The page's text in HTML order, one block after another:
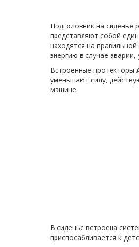
Подголовник на сиденье
представляют собой
находятся на
энергию в случае
Встроенные протекторы
уменьшают силу,
машине.
В сиденье встроена
приспосабливается к